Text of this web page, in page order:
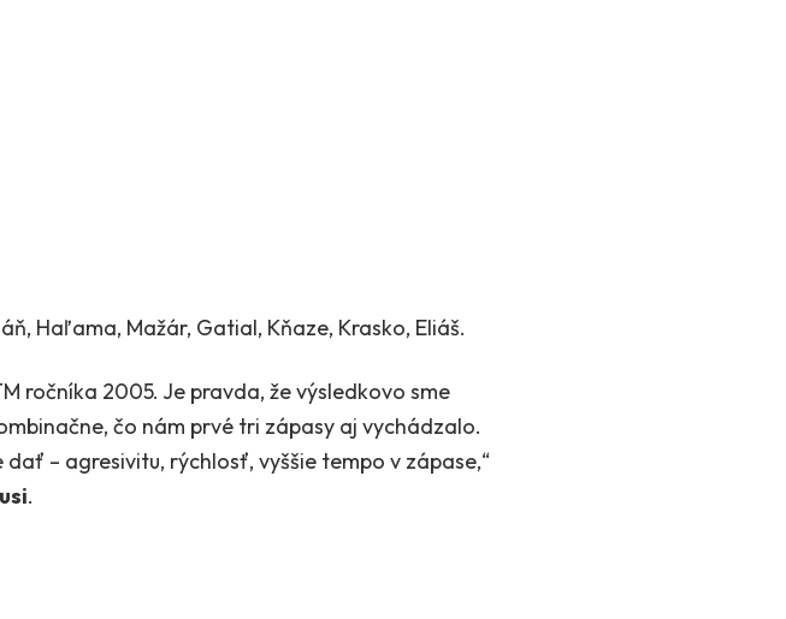
Haľama, Mažár, Gatial, Kňaze, Krasko, Eliáš.
ročníka 2005. Je pravda, že výsledkovo sme
čo nám prvé tri zápasy aj vychádzalo.
– agresivitu, rýchlosť, vyššie tempo v zápase,“
.